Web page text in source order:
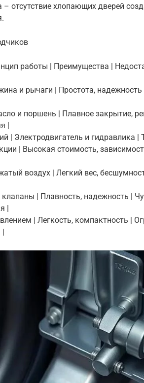
– отсутствие хлопающих дверей
работы | Преимущества |
и рычаги | Простота,
и поршень | Плавное закрытие,
|
| Электродвигатель и гидравлика |
| Высокая стоимость,
воздух | Легкий вес,
| Плавность, надежность |
|
| Легкость, компактность |
|